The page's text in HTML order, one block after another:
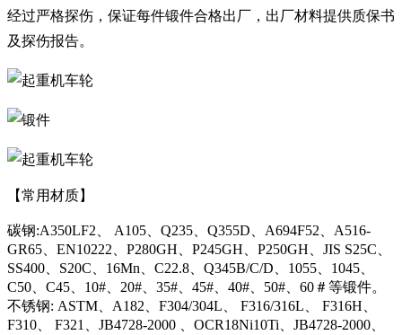
经过严格探伤，保证每件锻件合格出厂，出厂材料提供质保书
及探伤报告。
【常用材质】
碳钢:A350LF2、 A105、Q235、Q355D、A694F52、A516-
GR65、EN10222、P280GH、P245GH、P250GH、JIS S25C、
SS400、S20C、16Mn、C22.8、Q345B/C/D、1055、1045、
C50、C45、10#、20#、35#、45#、40#、50#、60＃等锻件。
不锈钢: ASTM、A182、F304/304L、 F316/316L、 F316H、
F310、 F321、JB4728-2000 、OCR18Ni10Ti、JB4728-2000、